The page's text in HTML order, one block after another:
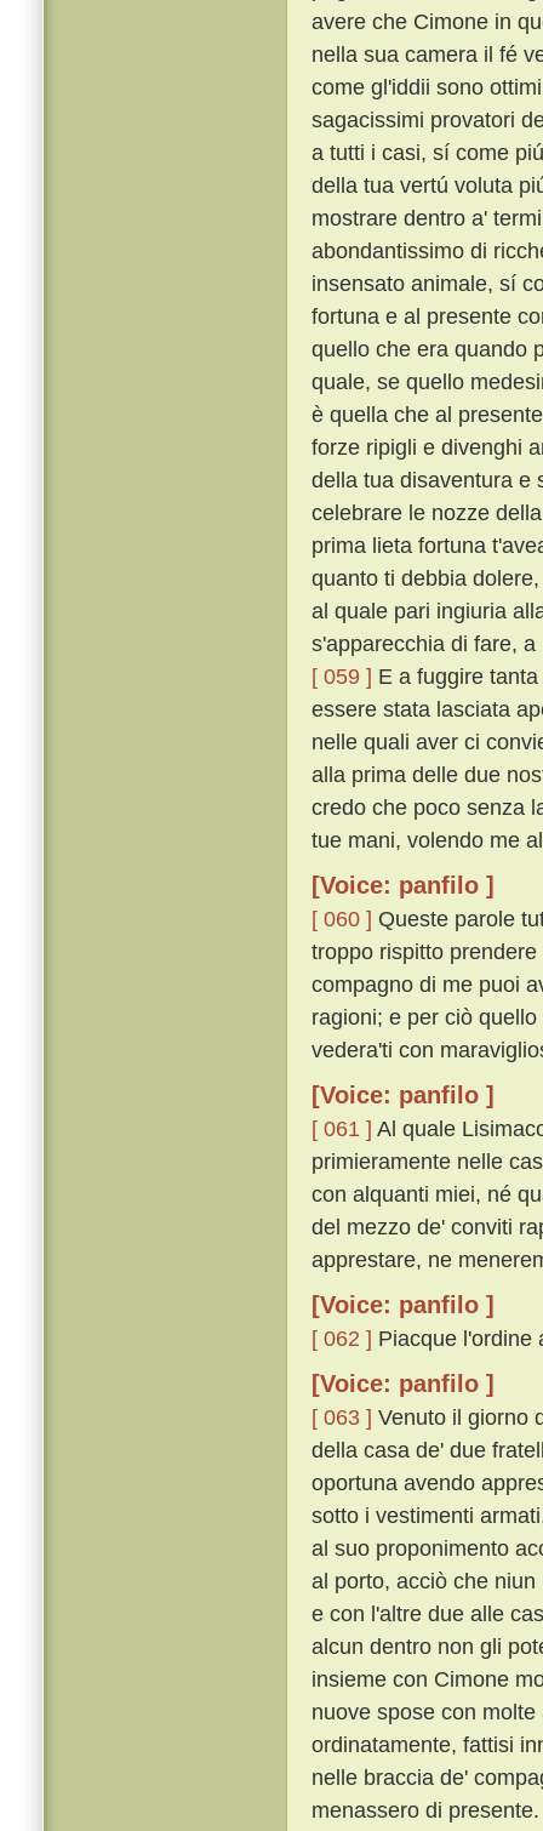
avere che Cimone in
nella sua camera il fé
come gl'iddii sono
sagacissimi provatori
a tutti i casi, sí come
della tua vertú voluta
mostrare dentro a'
abondantissimo di
insensato animale, sí
fortuna e al presente
quello che era quando
quale, se quello
è quella che al
forze ripigli e divenghi
della tua disaventura e
celebrare le nozze
prima lieta fortuna
quanto ti debbia
al quale pari ingiuria
s'apparecchia di fare,
[ 059 ] E a fuggire
essere stata lasciata
nelle quali aver ci
alla prima delle due
credo che poco senza
tue mani, volendo me
[Voice: panfilo ]
[ 060 ] Queste parole
troppo rispitto
compagno di me puoi
ragioni; e per ciò
vedera'ti con
[Voice: panfilo ]
[ 061 ] Al quale
primieramente nelle
con alquanti miei, né
del mezzo de' conviti
apprestare, ne
[Voice: panfilo ]
[ 062 ] Piacque l'ordine
[Voice: panfilo ]
[ 063 ] Venuto il giorno
della casa de' due
oportuna avendo
sotto i vestimenti
al suo proponimento
al porto, acciò che
e con l'altre due alle
alcun dentro non gli
insieme con Cimone
nuove spose con
ordinatamente, fattisi
nelle braccia de'
menassero di presente.